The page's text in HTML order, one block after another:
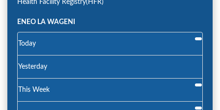
Health Facility Registry(HFR)
ENEO LA WAGENI
Today
Yesterday
This Week